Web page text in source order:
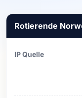
Rotierende
IP Quelle